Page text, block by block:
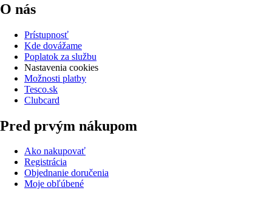
O nás
Prístupnosť
Kde dovážame
Poplatok za službu
Nastavenia cookies
Možnosti platby
Tesco.sk
Clubcard
Pred prvým nákupom
Ako nakupovať
Registrácia
Objednanie doručenia
Moje obľúbené